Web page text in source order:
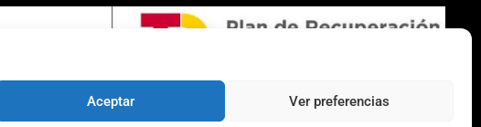
Aceptar Ver preferencias